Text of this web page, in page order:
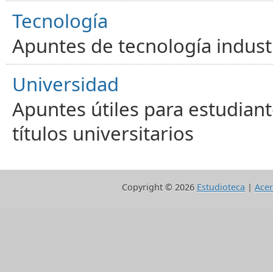
Tecnología
Apuntes de tecnología
Universidad
Apuntes útiles para
títulos universitarios
Copyright © 2026 Estudioteca |